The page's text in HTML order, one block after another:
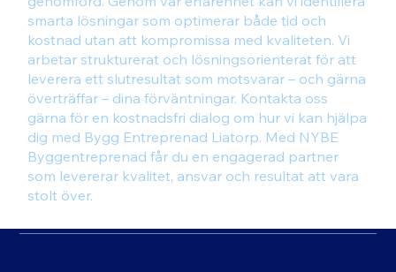
smarta lösningar som optimerar både tid och
kostnad utan att kompromissa med kvaliteten. Vi
arbetar strukturerat och lösningsorienterat för att
leverera ett slutresultat som motsvarar – och gärna
överträffar – dina förväntningar. Kontakta oss
gärna för en kostnadsfri dialog om hur vi kan hjälpa
dig med Bygg Entreprenad Liatorp. Med NYBE
Byggentreprenad får du en engagerad partner
som levererar kvalitet, ansvar och resultat att vara
stolt över.